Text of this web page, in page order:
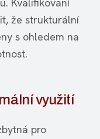
že strukturální
s ohledem na
využití
pro